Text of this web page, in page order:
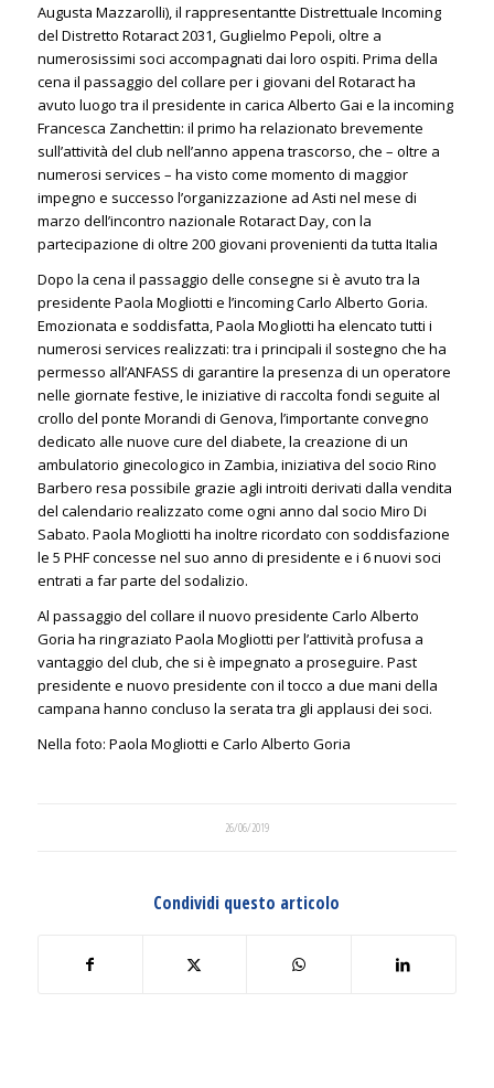
Augusta Mazzarolli), il rappresentantte Distrettuale Incoming
del Distretto Rotaract 2031, Guglielmo Pepoli, oltre a
numerosissimi soci accompagnati dai loro ospiti. Prima della
cena il passaggio del collare per i giovani del Rotaract ha
avuto luogo tra il presidente in carica Alberto Gai e la incoming
Francesca Zanchettin: il primo ha relazionato brevemente
sull’attività del club nell’anno appena trascorso, che – oltre a
numerosi services – ha visto come momento di maggior
impegno e successo l’organizzazione ad Asti nel mese di
marzo dell’incontro nazionale Rotaract Day, con la
partecipazione di oltre 200 giovani provenienti da tutta Italia
Dopo la cena il passaggio delle consegne si è avuto tra la
presidente Paola Mogliotti e l’incoming Carlo Alberto Goria.
Emozionata e soddisfatta, Paola Mogliotti ha elencato tutti i
numerosi services realizzati: tra i principali il sostegno che ha
permesso all’ANFASS di garantire la presenza di un operatore
nelle giornate festive, le iniziative di raccolta fondi seguite al
crollo del ponte Morandi di Genova, l’importante convegno
dedicato alle nuove cure del diabete, la creazione di un
ambulatorio ginecologico in Zambia, iniziativa del socio Rino
Barbero resa possibile grazie agli introiti derivati dalla vendita
del calendario realizzato come ogni anno dal socio Miro Di
Sabato. Paola Mogliotti ha inoltre ricordato con soddisfazione
le 5 PHF concesse nel suo anno di presidente e i 6 nuovi soci
entrati a far parte del sodalizio.
Al passaggio del collare il nuovo presidente Carlo Alberto
Goria ha ringraziato Paola Mogliotti per l’attività profusa a
vantaggio del club, che si è impegnato a proseguire. Past
presidente e nuovo presidente con il tocco a due mani della
campana hanno concluso la serata tra gli applausi dei soci.
Nella foto: Paola Mogliotti e Carlo Alberto Goria
26/06/2019
Condividi questo articolo